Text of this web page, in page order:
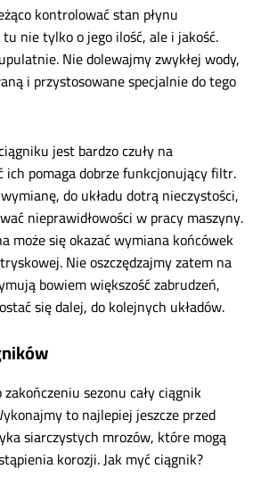
kontrolować stan płynu
tu nie tylko o jego ilość, ale i jakość.
Nie dolewajmy zwykłej wody,
i przystosowane specjalnie do tego
jest bardzo czuły na
ich pomaga dobrze funkcjonujący filtr.
do układu dotrą nieczystości,
nieprawidłowości w pracy maszyny.
może się okazać wymiana końcówek
Nie oszczędzajmy zatem na
bowiem większość zabrudzeń,
się dalej, do kolejnych układów.
sezonu cały ciągnik
to najlepiej jeszcze przed
siarczystych mrozów, które mogą
korozji. Jak myć ciągnik?